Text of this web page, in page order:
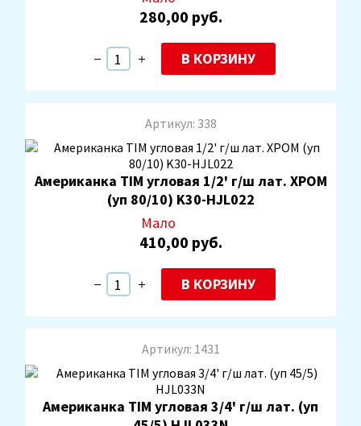
280,00 руб.
В КОРЗИНУ
Артикул: 338
Американка TIM угловая 1/2' г/ш лат. ХРОМ
(уп 80/10) K30-HJL022
Мало
410,00 руб.
В КОРЗИНУ
Артикул: 1431
Американка TIM угловая 3/4' г/ш лат. (уп